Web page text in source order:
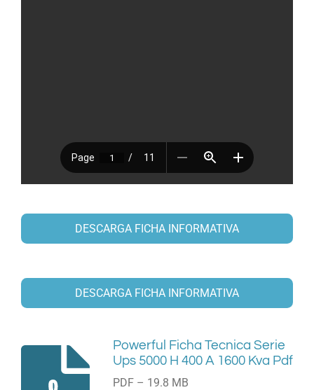
DESCARGA FICHA INFORMATIVA
DESCARGA FICHA INFORMATIVA
Powerful Ficha Tecnica Serie
Ups 5000 H 400 A 1600 Kva Pdf
PDF – 19.8 MB